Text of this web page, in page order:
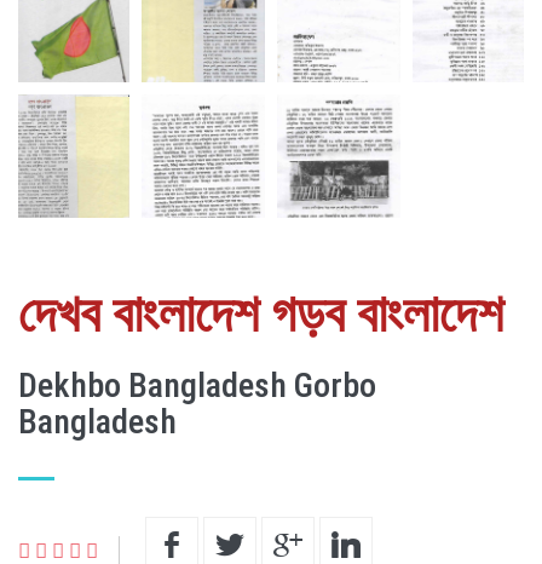
দেখব বাংলাদেশ গড়ব বাংলাদেশ
Dekhbo Bangladesh Gorbo
Bangladesh